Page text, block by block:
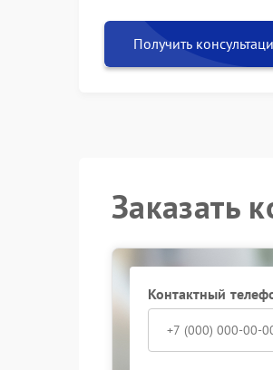
Получить
Заказать
Контактный